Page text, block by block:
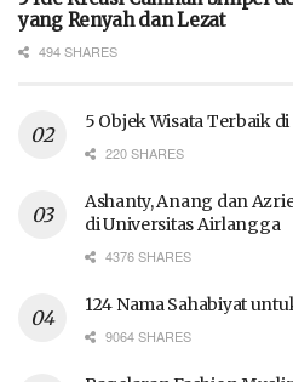
yang Renyah dan Lezat
494 SHARES
5 Objek Wisata Terbaik di
220 SHARES
Ashanty, Anang dan
di Universitas Airlangga
4376 SHARES
124 Nama Sahabiyat
9064 SHARES